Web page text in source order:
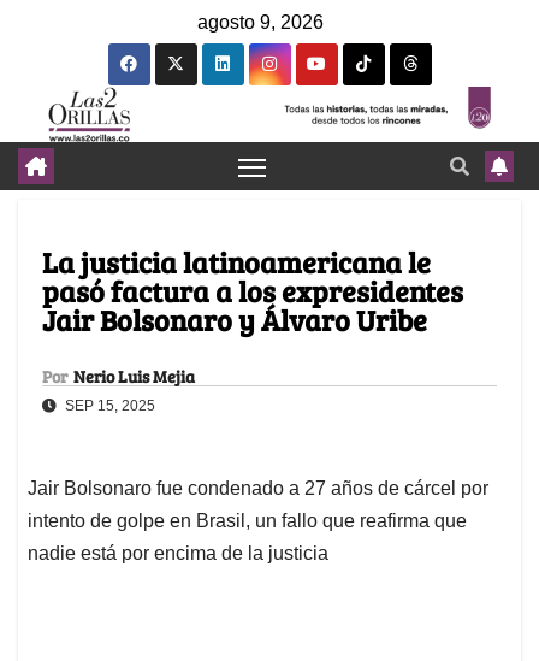
agosto 9, 2026
La justicia latinoamericana le
pasó factura a los expresidentes
Jair Bolsonaro y Álvaro Uribe
Por Nerio Luis Mejia
SEP 15, 2025
Jair Bolsonaro fue condenado a 27 años de cárcel por
intento de golpe en Brasil, un fallo que reafirma que
nadie está por encima de la justicia